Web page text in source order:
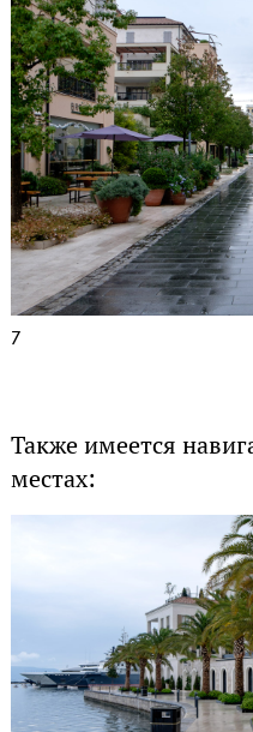
7
Также имеется
местах: